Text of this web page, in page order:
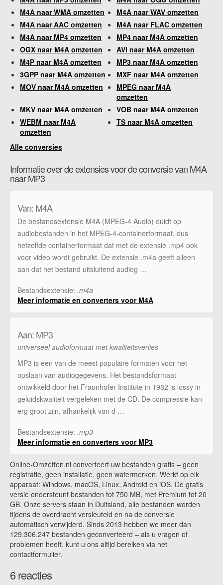
M4A naar WMA omzetten
M4A naar WAV omzetten
M4A naar AAC omzetten
M4A naar FLAC omzetten
M4A naar MP4 omzetten
MP4 naar M4A omzetten
OGX naar M4A omzetten
AVI naar M4A omzetten
M4P naar M4A omzetten
MP3 naar M4A omzetten
3GPP naar M4A omzetten
MXF naar M4A omzetten
MOV naar M4A omzetten
MPEG naar M4A
omzetten
MKV naar M4A omzetten
VOB naar M4A omzetten
WEBM naar M4A
omzetten
TS naar M4A omzetten
Alle conversies
Informatie over de extensies voor de conversie van M4A
naar MP3
Van: M4A
De bestandsextensie M4A (MPEG-4 Audio) duidt op
audiobestanden in het MPEG-4-containerformaat, dus
hetzelfde containerformaat dat met de extensie .mp4 ook
voor video wordt gebruikt. De extensie .m4a geeft alleen
aan dat het bestand uitsluitend audiog …
Bestandsextensie: .m4a
Meer informatie en converters voor M4A
Aan: MP3
universeel audioformaat met kwaliteitsverlies
MP3 is een van de meest populaire formaten voor het
opslaan van audiogegevens. Het bestandsformaat
ontwikkeld door het Fraunhofer Institute in 1982 is lossy in
geluidskwaliteit vergeleken met de CD. De compressie kan
erg groot zijn, afhankelijk van d …
Bestandsextensie: .mp3
Meer informatie en converters voor MP3
Online-Omzetten.nl converteert uw bestanden gratis – geen
registratie, geen installatie, geen watermerken. Werkt op elk
apparaat: Windows, macOS, Linux, Android en iOS. De gratis
versie ondersteunt bestanden tot 750 MB, met Premium tot 20
GB. Onze servers staan in Duitsland, alle bestanden worden
tijdens de overdracht versleuteld en na de conversie
automatisch verwijderd. Sinds 2013 hebben we meer dan
129.306.247 bestanden geconverteerd – als u vragen of
problemen heeft, kunt u ons altijd bereiken via het
contactformulier.
6 reacties